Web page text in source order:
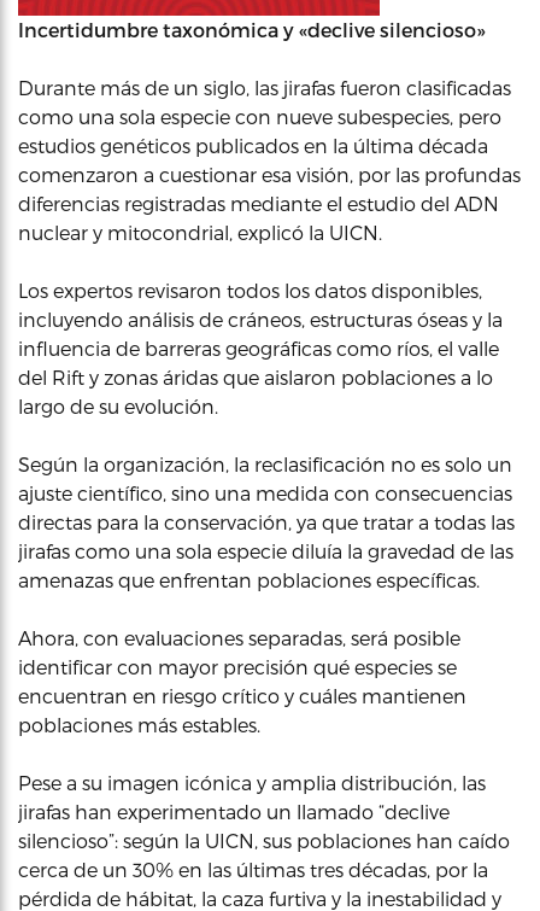
Incertidumbre taxonómica y «declive silencioso»
Durante más de un siglo, las jirafas fueron clasificadas
como una sola especie con nueve subespecies, pero
estudios genéticos publicados en la última década
comenzaron a cuestionar esa visión, por las profundas
diferencias registradas mediante el estudio del ADN
nuclear y mitocondrial, explicó la UICN.
Los expertos revisaron todos los datos disponibles,
incluyendo análisis de cráneos, estructuras óseas y la
influencia de barreras geográficas como ríos, el valle
del Rift y zonas áridas que aislaron poblaciones a lo
largo de su evolución.
Según la organización, la reclasificación no es solo un
ajuste científico, sino una medida con consecuencias
directas para la conservación, ya que tratar a todas las
jirafas como una sola especie diluía la gravedad de las
amenazas que enfrentan poblaciones específicas.
Ahora, con evaluaciones separadas, será posible
identificar con mayor precisión qué especies se
encuentran en riesgo crítico y cuáles mantienen
poblaciones más estables.
Pese a su imagen icónica y amplia distribución, las
jirafas han experimentado un llamado “declive
silencioso”: según la UICN, sus poblaciones han caído
cerca de un 30% en las últimas tres décadas, por la
pérdida de hábitat, la caza furtiva y la inestabilidad y